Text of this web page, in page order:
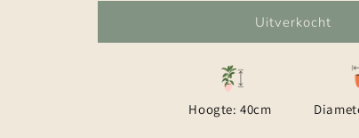
Uitverkocht
Hoogte: 40cm